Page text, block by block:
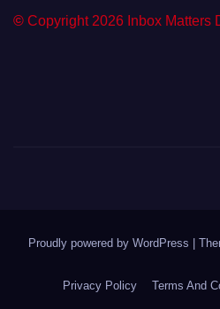
© Copyright 2026 Inbox Matters
Proudly powered by WordPress
Privacy Policy Terms And